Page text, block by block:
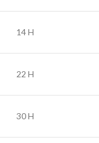
14 H
22 H
30 H